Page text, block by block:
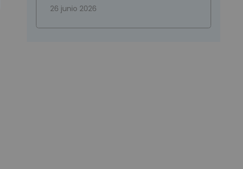
26 junio 2026